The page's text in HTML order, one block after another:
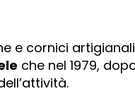
e cornici
che nel 1979,